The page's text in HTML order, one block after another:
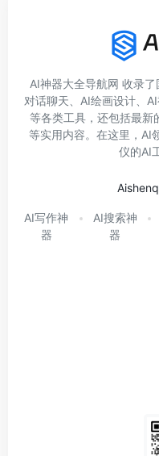
AI神器大全导航网 收录
对话聊天、AI绘画设计、
等各类工具，还包括最新
等实用内容。在这里，AI
仪的AI
AI写作神
器
AI搜索神
器